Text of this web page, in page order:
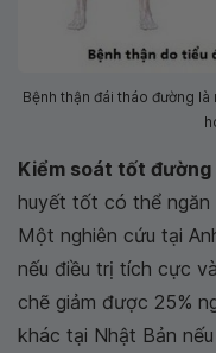
Bệnh thận đái tháo đường
Kiểm soát tốt đường
huyết tốt có thể ngăn
Một nghiên cứu tại
nếu điều trị tích cực
chẽ giảm được 25%
khác tại Nhật Bản